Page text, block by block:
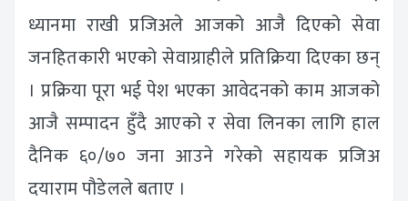
ध्यानमा राखी प्रजिअले आजको आजै दिएको सेवा
जनहितकारी भएको सेवाग्राहीले प्रतिक्रिया दिएका छन्
। प्रक्रिया पूरा भई पेश भएका आवेदनको काम आजको
आजै सम्पादन हुँदै आएको र सेवा लिनका लागि हाल
दैनिक ६०/७० जना आउने गरेको सहायक प्रजिअ
दयाराम पौडेलले बताए ।